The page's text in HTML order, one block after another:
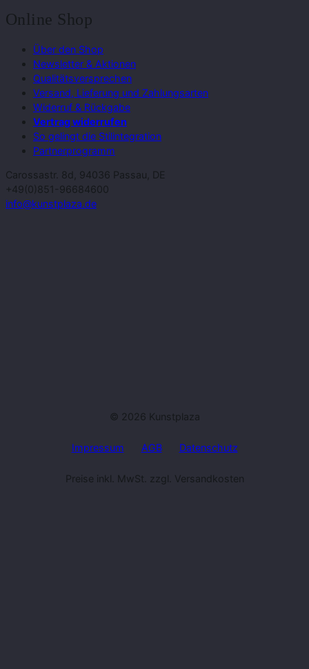
Online Shop
Über den Shop
Newsletter & Aktionen
Qualitätsversprechen
Versand, Lieferung und Zahlungsarten
Widerruf & Rückgabe
Vertrag widerrufen
So gelingt die Stilintegration
Partnerprogramm
Carossastr. 8d, 94036 Passau, DE
+49(0)851-96684600
info@kunstplaza.de
© 2026 Kunstplaza
Impressum AGB Datenschutz
Preise inkl. MwSt. zzgl. Versandkosten